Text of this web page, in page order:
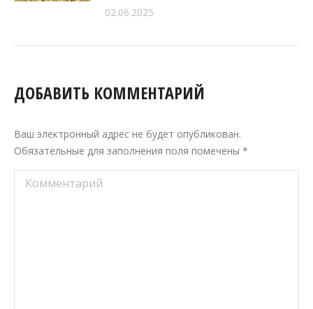
02.06.2025
ДОБАВИТЬ КОММЕНТАРИЙ
Ваш электронный адрес не будет опубликован.
Обязательные для заполнения поля помечены *
Комментарий